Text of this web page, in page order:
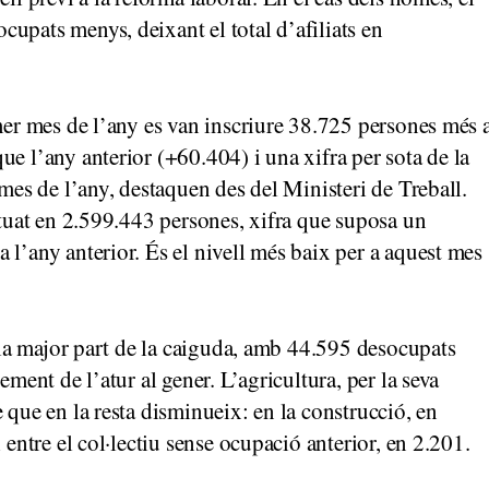
menys, deixant el total d’afiliats en
mes de l’any es van inscriure 38.725 persones més
l’any anterior (+60.404) i una xifra per sota de la
de l’any, destaquen des del Ministeri de Treball.
en 2.599.443 persones, xifra que suposa un
l’any anterior. És el nivell més baix per a aquest mes
major part de la caiguda, amb 44.595 desocupats
de l’atur al gener. L’agricultura, per la seva
en la resta disminueix: en la construcció, en
el col·lectiu sense ocupació anterior, en 2.201.